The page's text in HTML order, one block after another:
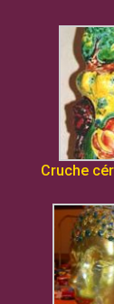
Cruche